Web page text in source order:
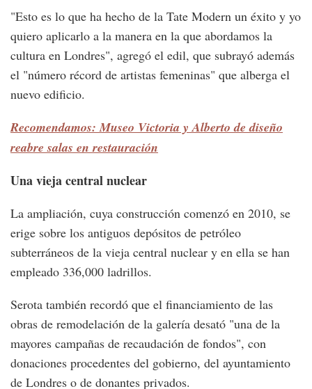
"Esto es lo que ha hecho de la Tate Modern un éxito y yo
quiero aplicarlo a la manera en la que abordamos la
cultura en Londres", agregó el edil, que subrayó además
el "número récord de artistas femeninas" que alberga el
nuevo edificio.
Recomendamos: Museo Victoria y Alberto de diseño
reabre salas en restauración
Una vieja central nuclear
La ampliación, cuya construcción comenzó en 2010, se
erige sobre los antiguos depósitos de petróleo
subterráneos de la vieja central nuclear y en ella se han
empleado 336,000 ladrillos.
Serota también recordó que el financiamiento de las
obras de remodelación de la galería desató "una de la
mayores campañas de recaudación de fondos", con
donaciones procedentes del gobierno, del ayuntamiento
de Londres o de donantes privados.